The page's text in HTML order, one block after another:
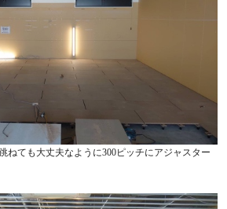
ても大丈夫なように300ピッチにアジャスター